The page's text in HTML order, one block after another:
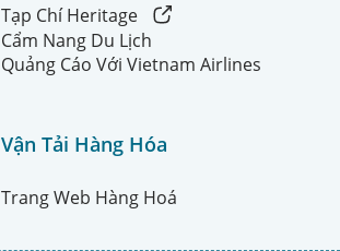
Tạp Chí Heritage
Cẩm Nang Du Lịch
Quảng Cáo Với Vietnam Airlines
Vận Tải Hàng Hóa
Trang Web Hàng Hoá